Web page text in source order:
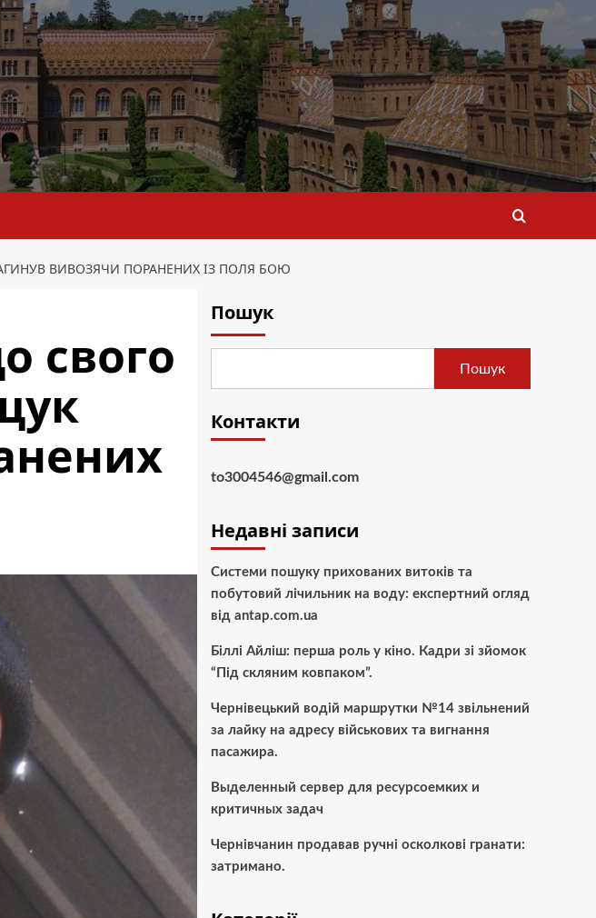
ВИВОЗЯЧИ ПОРАНЕНИХ ІЗ ПОЛЯ БОЮ
свого
Пошук
Пошук
Контакти
to3004546@gmail.com
Недавні записи
Системи пошуку прихованих витоків та
побутовий лічильник на воду: експертний огляд
від antap.com.ua
Біллі Айліш: перша роль у кіно. Кадри зі зйомок
“Під скляним ковпаком”.
Чернівецький водій маршрутки №14 звільнений
за лайку на адресу військових та вигнання
пасажира.
Выделенный сервер для ресурсоемких и
критичных задач
Чернівчанин продавав ручні осколкові гранати:
затримано.